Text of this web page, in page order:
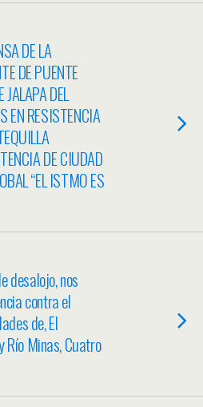
DE LA
DE PUENTE
DEL
EN RESISTENCIA
DE CIUDAD
“EL ISTMO ES
desalojo, nos
contra el
de, El
Río Minas, Cuatro